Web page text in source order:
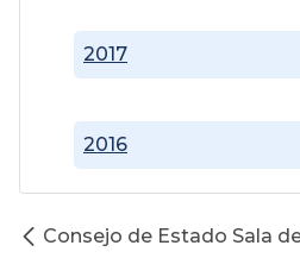
2016
2017
Consejo de Estado Sala